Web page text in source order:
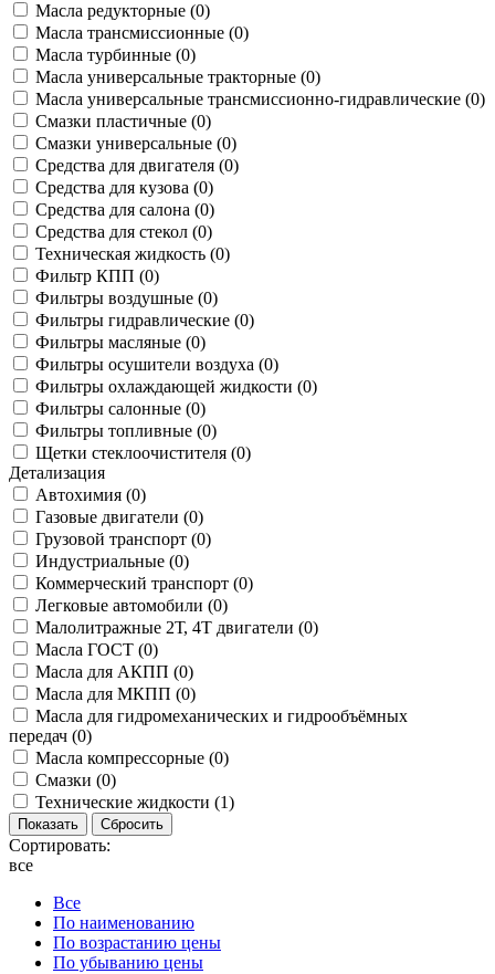
Масла редукторные (0)
Масла трансмиссионные (0)
Масла турбинные (0)
Масла универсальные тракторные (0)
Масла универсальные трансмиссионно-гидравлические (0)
Смазки пластичные (0)
Смазки универсальные (0)
Средства для двигателя (0)
Средства для кузова (0)
Средства для салона (0)
Средства для стекол (0)
Техническая жидкость (0)
Фильтр КПП (0)
Фильтры воздушные (0)
Фильтры гидравлические (0)
Фильтры масляные (0)
Фильтры осушители воздуха (0)
Фильтры охлаждающей жидкости (0)
Фильтры салонные (0)
Фильтры топливные (0)
Щетки стеклоочистителя (0)
Детализация
Автохимия (0)
Газовые двигатели (0)
Грузовой транспорт (0)
Индустриальные (0)
Коммерческий транспорт (0)
Легковые автомобили (0)
Малолитражные 2Т, 4Т двигатели (0)
Масла ГОСТ (0)
Масла для АКПП (0)
Масла для МКПП (0)
Масла для гидромеханических и гидрообъёмных
передач (0)
Масла компрессорные (0)
Смазки (0)
Технические жидкости (1)
Сортировать:
все
Все
По наименованию
По возрастанию цены
По убыванию цены